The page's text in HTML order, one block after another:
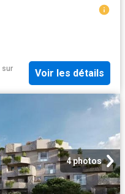
sur
Voir les détails
4 photos